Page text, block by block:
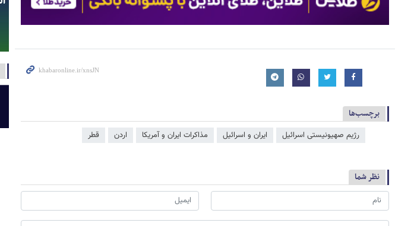
برچسب‌ها
رژیم صهیونیستی اسرائیل ایران و اسرائیل مذاکرات ایران و آمریکا اردن قطر
نظر شما